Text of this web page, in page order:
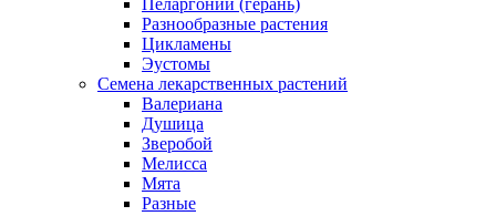
Пеларгонии (герань)
Разнообразные растения
Цикламены
Эустомы
Семена лекарственных растений
Валериана
Душица
Зверобой
Мелисса
Мята
Разные